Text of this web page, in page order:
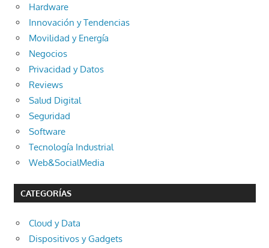
Hardware
Innovación y Tendencias
Movilidad y Energía
Negocios
Privacidad y Datos
Reviews
Salud Digital
Seguridad
Software
Tecnología Industrial
Web&SocialMedia
CATEGORÍAS
Cloud y Data
Dispositivos y Gadgets